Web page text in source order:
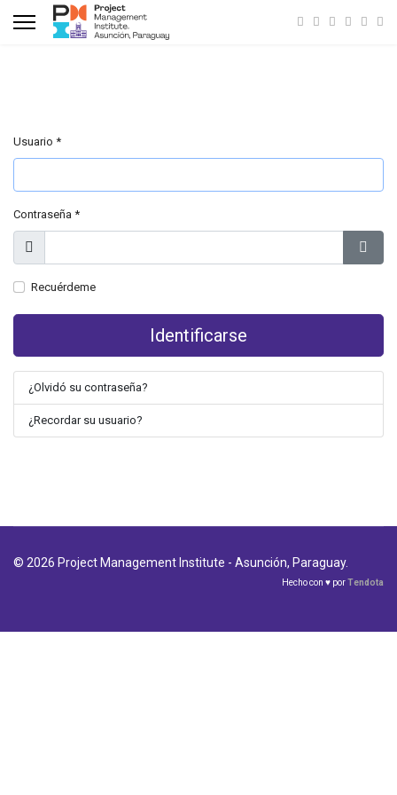
Usuario *
Contraseña *
Mostrar
Recuérdeme
Identificarse
¿Olvidó su contraseña?
¿Recordar su usuario?
© 2026 Project Management Institute - Asunción, Paraguay.
Hecho con ♥ porTendota